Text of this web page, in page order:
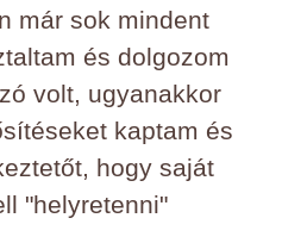
már sok mindent
és dolgozom
volt, ugyanakkor
kaptam és
hogy saját
"helyretenni"